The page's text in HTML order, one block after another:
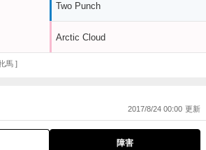
Two Punch
Arctic Cloud
馬 ]
2017/8/24 00:00
障害